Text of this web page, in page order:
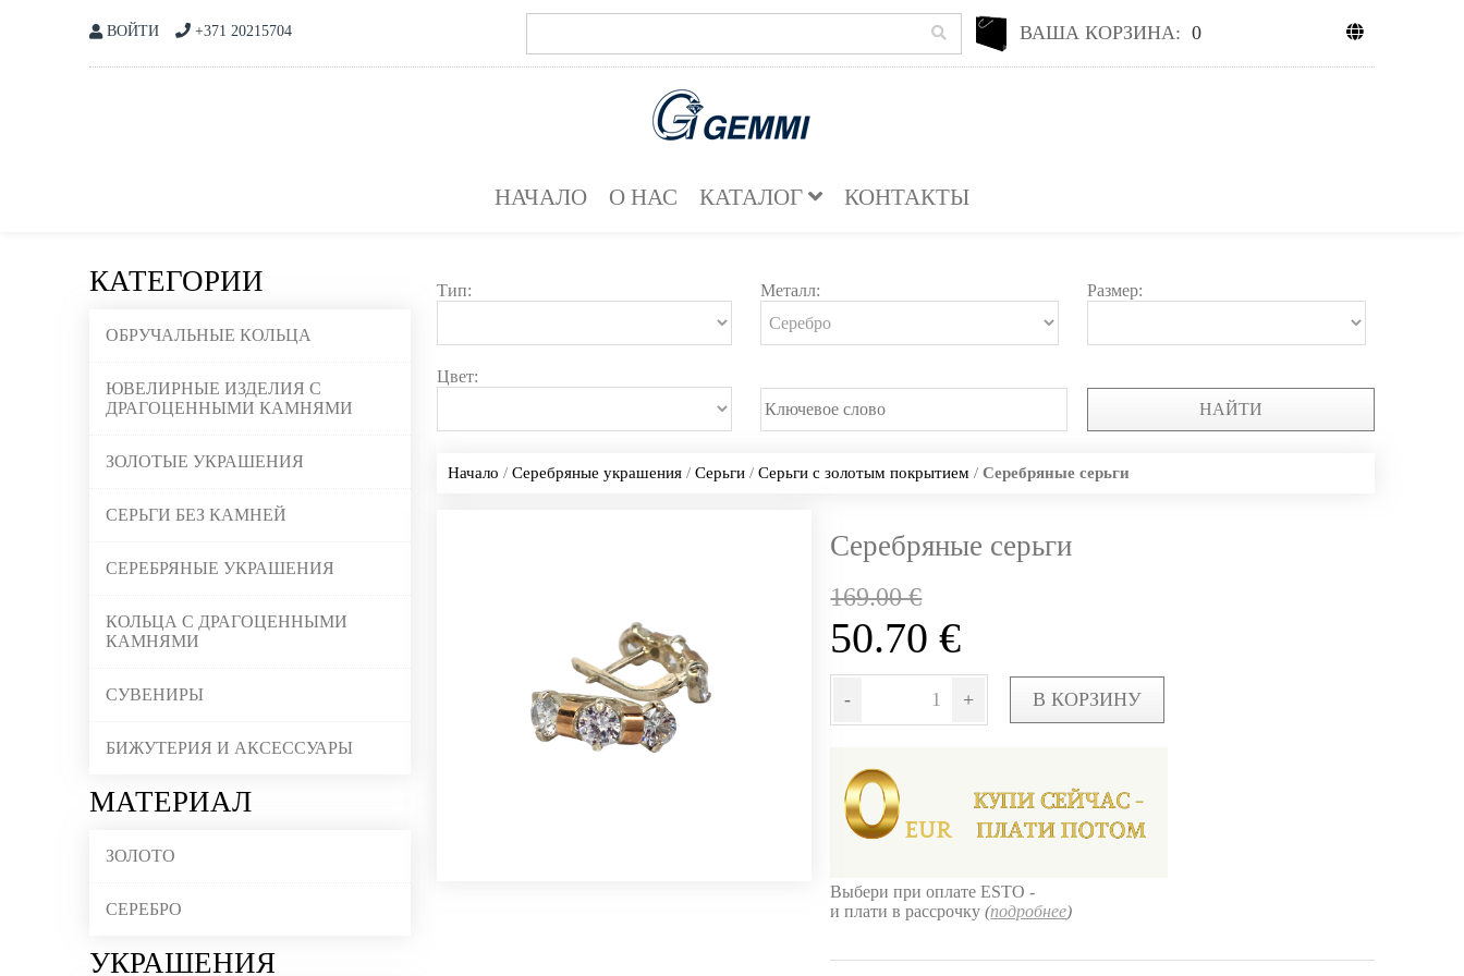
ВОЙТИ +371 20215704 ВАША КОРЗИНА: 0
НАЧАЛО О НАС КАТАЛОГ КОНТАКТЫ
КАТЕГОРИИ
ОБРУЧАЛЬНЫЕ КОЛЬЦА
ЮВЕЛИРНЫЕ ИЗДЕЛИЯ С
ДРАГОЦЕННЫМИ КАМНЯМИ
ЗОЛОТЫЕ УКРАШЕНИЯ
СЕРЬГИ БЕЗ КАМНЕЙ
СЕРЕБРЯНЫЕ УКРАШЕНИЯ
КОЛЬЦА С ДРАГОЦЕННЫМИ
КАМНЯМИ
СУВЕНИРЫ
БИЖУТЕРИЯ И АКСЕССУАРЫ
МАТЕРИАЛ
ЗОЛОТО
СЕРЕБРО
УКРАШЕНИЯ
Тип: Металл: Размер:
Цвет:
НАЙТИ
Начало / Серебряные украшения/ Серьги/ Серьги с золотым покрытием / Серебряные серьги
Серебряные серьги
169.00€
50.70€
- + В КОРЗИНУ
Выбери при оплате ESTO -
и плати в рассрочку(подробнее)